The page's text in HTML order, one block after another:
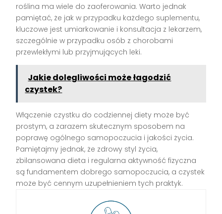
roślina ma wiele do zaoferowania. Warto jednak
pamiętać, że jak w przypadku każdego suplementu,
kluczowe jest umiarkowanie i konsultacja z lekarzem,
szczególnie w przypadku osób z chorobami
przewlekłymi lub przyjmujących leki.
Jakie dolegliwości może łagodzić
czystek?
Włączenie czystku do codziennej diety może być
prostym, a zarazem skutecznym sposobem na
poprawę ogólnego samopoczucia i jakości życia.
Pamiętajmy jednak, że zdrowy styl życia,
zbilansowana dieta i regularna aktywność fizyczna
są fundamentem dobrego samopoczucia, a czystek
może być cennym uzupełnieniem tych praktyk.